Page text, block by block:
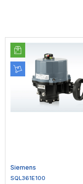
Siemens
SQL361E100